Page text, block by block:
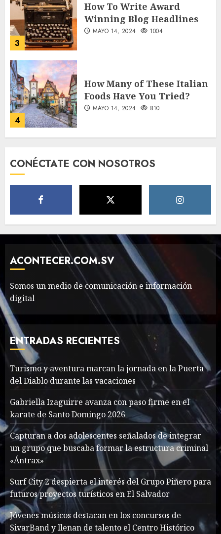
3
How To Write Award
Winning Blog Headlines
MAYO 14, 2024 1004
4
How Many of These Italian
Foods Have You Tried?
MAYO 14, 2024 810
Classic Cars in a Retro
The full story of
Thailand’s extraordinary
cave rescue
MAYO 14, 2024 1002
7
Valentino Goes
Deliberately Feminine for
Fall 2018
MAYO 16, 2024 765
1
Searching for the
forgotten heroes of World
War Two
MAYO 14, 2024 860
2
What’s Scarier Than the
Sex Talk? Its About Weight
MAYO 14, 2024 862
CONÉCTATE CON NOSOTROS
ACONTECER.COM.SV
Somos un medio de comunicación e información
digital
ENTRADAS RECIENTES
Turismo y aventura marcan la jornada en la Puerta
del Diablo durante las vacaciones
Gabriella Izaguirre avanza con paso firme en el
karate de Santo Domingo 2026
Capturan a dos adolescentes señalados de integrar
un grupo que buscaba formar la estructura criminal
«Ántrax»
Surf City 2 despierta el interés del Grupo Piñero para
futuros proyectos turísticos en El Salvador
Jóvenes músicos destacan en los concursos de
SivarBand y llenan de talento el Centro Histórico